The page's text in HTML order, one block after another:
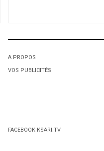
Une employé du
poursuivi pour
L'octroi accidentel du
L'octroi accidentel du
A PROPOS
VOS PUBLICITÉS
FACEBOOK KSARI.TV